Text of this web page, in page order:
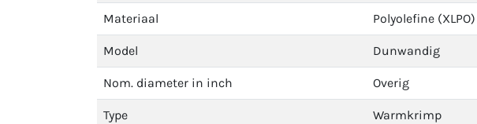
Materiaal Polyolefine (XLPO)
Model Dunwandig
Nom. diameter in inch Overig
Type Warmkrimp